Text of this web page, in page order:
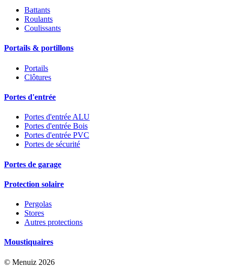
Battants
Roulants
Coulissants
Portails & portillons
Portails
Clôtures
Portes d'entrée
Portes d'entrée ALU
Portes d'entrée Bois
Portes d'entrée PVC
Portes de sécurité
Portes de garage
Protection solaire
Pergolas
Stores
Autres protections
Moustiquaires
© Menuiz 2026